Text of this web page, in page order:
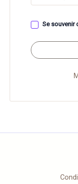
Se souvenir